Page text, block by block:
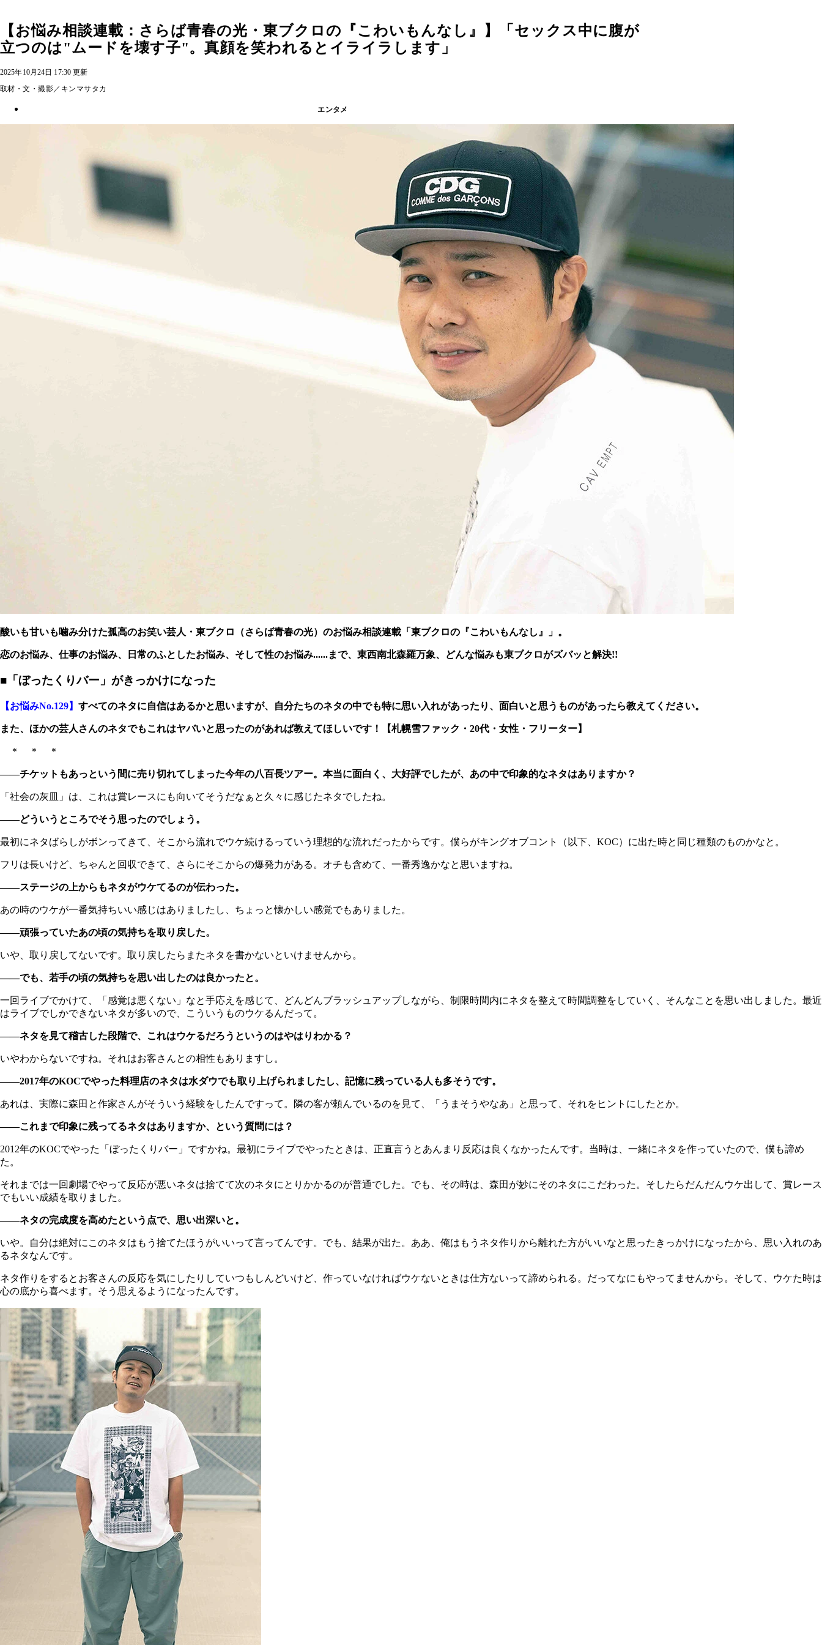
【お悩み相談連載：さらば青春の光・東ブクロの『こわいもんなし』】「セックス中に腹が
立つのは"ムードを壊す子"。真顔を笑われるとイライラします」
2025年10月24日 17:30 更新
取材・文・撮影／キンマサタカ
エンタメ
酸いも甘いも噛み分けた孤高のお笑い芸人・東ブクロ（さらば青春の光）のお悩み相談連載「東ブクロの『こわいもんなし』」。
恋のお悩み、仕事のお悩み、日常のふとしたお悩み、そして性のお悩み......まで、東西南北森羅万象、どんな悩みも東ブクロがズバッと解決!!
■「ぼったくりバー」がきっかけになった
【お悩みNo.129】 すべてのネタに自信はあるかと思いますが、自分たちのネタの中でも特に思い入れがあったり、面白いと思うものがあったら教えてください。
また、ほかの芸人さんのネタでもこれはヤバいと思ったのがあれば教えてほしいです！【札幌雪ファック・20代・女性・フリーター】
＊ ＊ ＊
――チケットもあっという間に売り切れてしまった今年の八百長ツアー。本当に面白く、大好評でしたが、あの中で印象的なネタはありますか？
「社会の灰皿」は、これは賞レースにも向いてそうだなぁと久々に感じたネタでしたね。
――どういうところでそう思ったのでしょう。
最初にネタばらしがボンってきて、そこから流れでウケ続けるっていう理想的な流れだったからです。僕らがキングオブコント（以下、KOC）に出た時と同じ種類のものかなと。
フリは長いけど、ちゃんと回収できて、さらにそこからの爆発力がある。オチも含めて、一番秀逸かなと思いますね。
――ステージの上からもネタがウケてるのが伝わった。
あの時のウケが一番気持ちいい感じはありましたし、ちょっと懐かしい感覚でもありました。
――頑張っていたあの頃の気持ちを取り戻した。
いや、取り戻してないです。取り戻したらまたネタを書かないといけませんから。
――でも、若手の頃の気持ちを思い出したのは良かったと。
一回ライブでかけて、「感覚は悪くない」なと手応えを感じて、どんどんブラッシュアップしながら、制限時間内にネタを整えて時間調整をしていく、そんなことを思い出しました。最近
はライブでしかできないネタが多いので、こういうものウケるんだって。
――ネタを見て稽古した段階で、これはウケるだろうというのはやはりわかる？
いやわからないですね。それはお客さんとの相性もありますし。
――2017年のKOCでやった料理店のネタは水ダウでも取り上げられましたし、記憶に残っている人も多そうです。
あれは、実際に森田と作家さんがそういう経験をしたんですって。隣の客が頼んでいるのを見て、「うまそうやなあ」と思って、それをヒントにしたとか。
――これまで印象に残ってるネタはありますか、という質問には？
2012年のKOCでやった「ぼったくりバー」ですかね。最初にライブでやったときは、正直言うとあんまり反応は良くなかったんです。当時は、一緒にネタを作っていたので、僕も諦め
た。
それまでは一回劇場でやって反応が悪いネタは捨てて次のネタにとりかかるのが普通でした。でも、その時は、森田が妙にそのネタにこだわった。そしたらだんだんウケ出して、賞レース
でもいい成績を取りました。
――ネタの完成度を高めたという点で、思い出深いと。
いや。自分は絶対にこのネタはもう捨てたほうがいいって言ってんです。でも、結果が出た。ああ、俺はもうネタ作りから離れた方がいいなと思ったきっかけになったから、思い入れのあ
るネタなんです。
ネタ作りをするとお客さんの反応を気にしたりしていつもしんどいけど、作っていなければウケないときは仕方ないって諦められる。だってなにもやってませんから。そして、ウケた時は
心の底から喜べます。そう思えるようになったんです。